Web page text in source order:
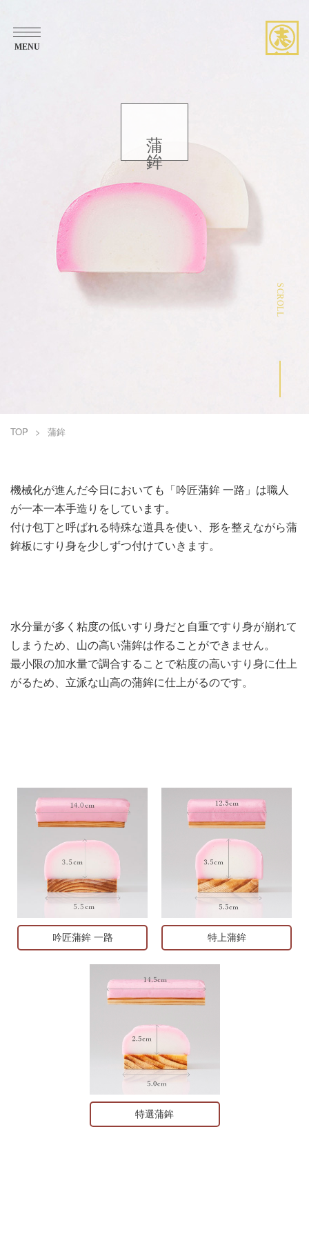
MENU
アレンジレシピ
店舗案内
FOLLOW US
〒831-0016 福岡県大川市大字酒見180
TEL: 0944-88-3168
（受付時間 9:00〜18:00）
SCROLL
蒲鉾
TOP 蒲鉾
機械化が進んだ今日においても 「吟匠蒲鉾 一路」は職人
が一本一本手造りをしています。
付け包丁と呼ばれる特殊な道具を使い、 形を整えながら蒲
鉾板にすり身を少しずつ付けていきます。
水分量が多く粘度の低いすり身だと 自重ですり身が崩れて
しまうため、 山の高い蒲鉾は作ることができません。
最小限の加水量で調合することで粘度の高いすり身に仕上
がるため、 立派な山高の蒲鉾に仕上がるのです。
吟匠蒲鉾 一路 特上蒲鉾
特選蒲鉾